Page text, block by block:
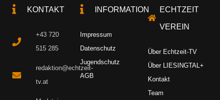
KONTAKT
+43 720
515 285
redaktion@echtzeit-
tv.at
INFORMATION
Impressum
Datenschutz
Jugendschutz
AGB
ECHTZEIT
VEREIN
Über Echtzeit-TV
Über LIESINGTAL+
Kontakt
Team